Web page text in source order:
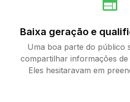
Baixa geração e
Uma boa parte do público
compartilhar informações
Eles hesitaravam em